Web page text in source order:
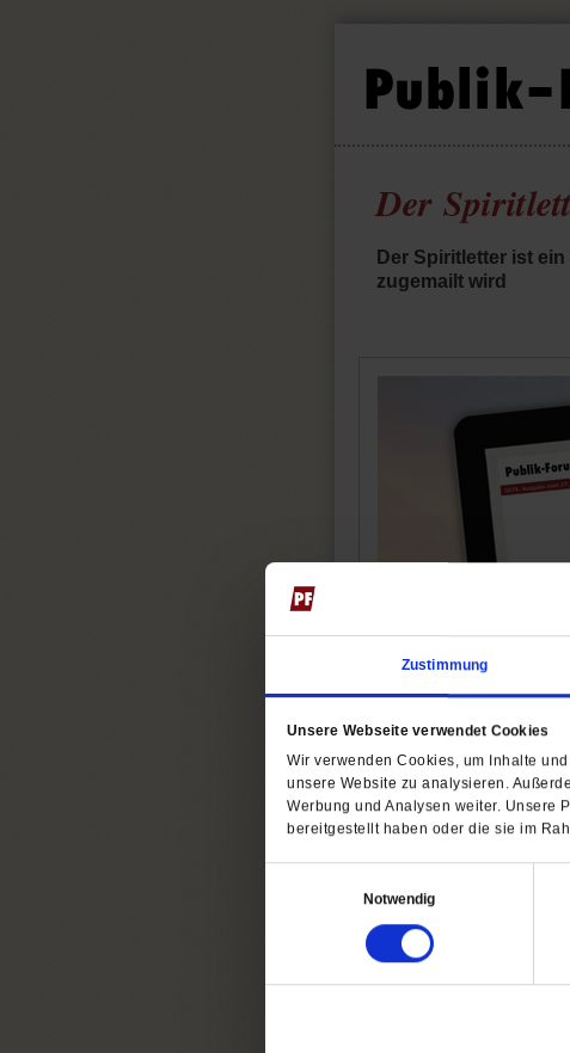
Zustimmung
Unsere Webseite verwendet Cookies
Wir verwenden Cookies, um Inhalte
unsere Website zu analysieren.
Werbung und Analysen weiter. Unsere
bereitgestellt haben oder die sie im
Notwendig
Der
Der Spiritletter ist
zugemailt wird
Der Spiritletter bietet
Impulsen: einen
Lassen Sie sich
Um diesen Spiritletter
Autoren
Die Texte des
Spiritualität des
Nutzen Sie diesen
jeden Morgen per